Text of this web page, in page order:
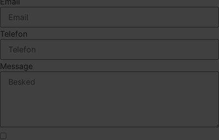
Telefon
Message